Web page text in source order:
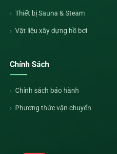
Thiết bị Sauna & Steam
Vật liệu xây dựng hồ bơi
Chính Sách
Chính sách bảo hành
Phương thức vận chuyển